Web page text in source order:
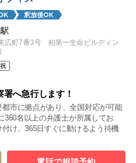
釈放後OK
広町7番3号 柏第一生命ビルディン
へ急行します！
市に拠点があり、全国対応が可能
360名以上の弁護士が所属してお
け、365日すぐに動けるよう待機